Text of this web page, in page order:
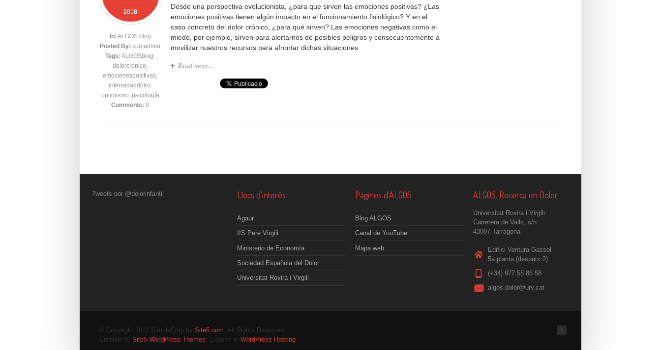
2018
In: ALGOS blog
Posted By: comadmin
Tags: ALGOSblog,
dolorcrónico,
emocionespositivas,
intensidaddolor,
optimismo, psicología
Comments: 0
Desde una perspectiva evolucionista, ¿para que sirven las emociones positivas? ¿Las
emociones positivas tienen algún impacto en el funcionamiento fisiológico? Y en el
caso concreto del dolor crónico, ¿para qué sirven? Las emociones negativas como el
miedo, por ejemplo, sirven para alertarnos de posibles peligros y consecuentemente a
movilizar nuestros recursos para afrontar dichas situaciones
Read more…
Tweets por @dolorinfantil Llocs d'interès
Agaur
IIS Pere Virgili
Ministerio de Economía
Sociedad Española del Dolor
Universitat Rovira i Virgili
Pàgines d'ALGOS
Blog ALGOS
Canal de YouTube
Mapa web
ALGOS. Recerca en Dolor
Universitat Rovira i Virgili
Carretera de Valls, s/n
43007 Tarragona
Edifici Ventura Gassol
5a planta (despatx 2)
(+34) 977 55 86 58
algos.dolor@urv.cat
↑
© Copyright 2012 SimpleCorp by Site5.com. All Rights Reserved.
Created by Site5 WordPress Themes. Experts in WordPress Hosting.